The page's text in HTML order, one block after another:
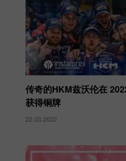
传奇的HKM兹沃伦在
获得铜牌
22.03.2022